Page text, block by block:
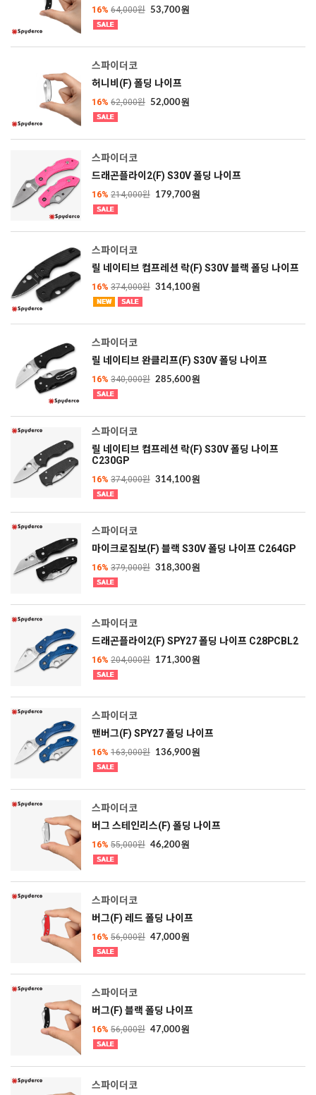
16% 64,000원 53,700원
스파이더코
허니비(F) 폴딩 나이프
16% 62,000원 52,000원
스파이더코
드래곤플라이2(F) S30V 폴딩 나이프
16% 214,000원 179,700원
스파이더코
릴 네이티브 컴프레션 락(F) S30V 블랙 폴딩 나이프
16% 374,000원 314,100원
스파이더코
릴 네이티브 완클리프(F) S30V 폴딩 나이프
16% 340,000원 285,600원
스파이더코
릴 네이티브 컴프레션 락(F) S30V 폴딩 나이프
C230GP
16% 374,000원 314,100원
스파이더코
마이크로짐보(F) 블랙 S30V 폴딩 나이프 C264GP
16% 379,000원 318,300원
스파이더코
드래곤플라이2(F) SPY27 폴딩 나이프 C28PCBL2
16% 204,000원 171,300원
스파이더코
맨버그(F) SPY27 폴딩 나이프
16% 163,000원 136,900원
스파이더코
버그 스테인리스(F) 폴딩 나이프
16% 55,000원 46,200원
스파이더코
버그(F) 레드 폴딩 나이프
16% 56,000원 47,000원
스파이더코
버그(F) 블랙 폴딩 나이프
16% 56,000원 47,000원
스파이더코